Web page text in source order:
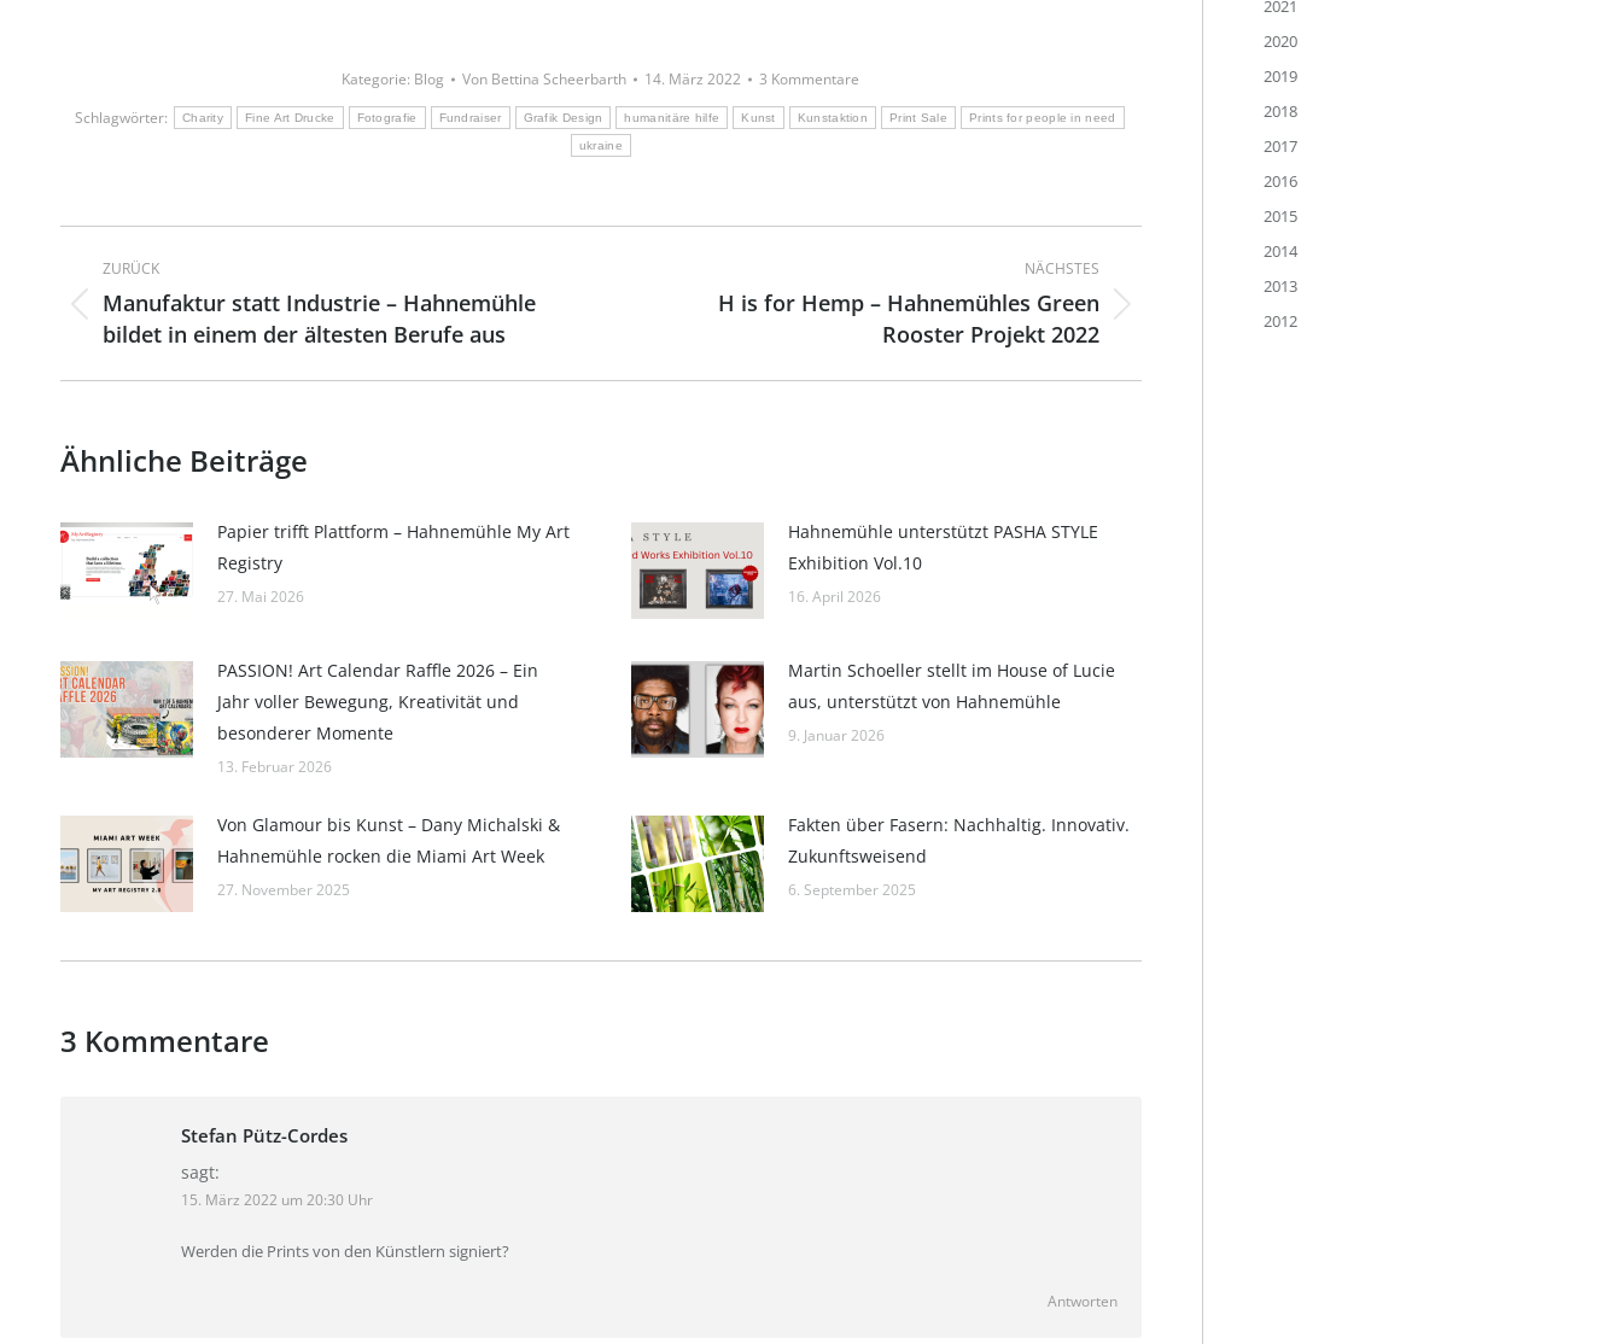
Kategorie: Blog Von Bettina Scheerbarth 14. März 2022
3 Kommentare
Schlagwörter:
Charity Fine Art Drucke Fotografie Fundraiser Grafik Design humanitäre hilfe Kunst Kunstaktion Print Sale Prints for people in need
ukraine
Kommentarnavigation
ZURÜCK
Vorheriger
Beitrag:
Manufaktur statt Industrie – Hahnemühle
bildet in einem der ältesten Berufe aus
NÄCHSTES
H is for Hemp – Hahnemühles Green
Rooster Projekt 2022
Ähnliche Beiträge
Papier trifft Plattform – Hahnemühle My Art
Registry
27. Mai 2026
Hahnemühle unterstützt PASHA STYLE
Exhibition Vol.10
16. April 2026
PASSION! Art Calendar Raffle 2026 – Ein
Jahr voller Bewegung, Kreativität und
besonderer Momente
13. Februar 2026
Martin Schoeller stellt im House of Lucie
aus, unterstützt von Hahnemühle
9. Januar 2026
Von Glamour bis Kunst – Dany Michalski &
Hahnemühle rocken die Miami Art Week
27. November 2025
Fakten über Fasern: Nachhaltig. Innovativ.
Zukunftsweisend
6. September 2025
3 Kommentare
Stefan Pütz-Cordes
sagt:
15. März 2022 um 20:30 Uhr
Werden die Prints von den Künstlern signiert?
Antworten
2021
2020
2019
2018
2017
2016
2015
2014
2013
2012